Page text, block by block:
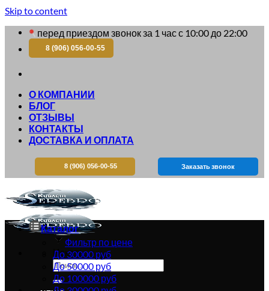
Skip to content
перед приездом звонок за 1 час с 10:00 до 22:00
8 (906) 056-00-55
О КОМПАНИИ
БЛОГ
ОТЗЫВЫ
КОНТАКТЫ
ДОСТАВКА И ОПЛАТА
8 (906) 056-00-55 Заказать звонок
Искать:
Каталог
Фильтр по цене
До 30000 руб
До 50000 руб
До 100000 руб